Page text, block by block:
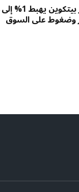
وضغوط على السوق